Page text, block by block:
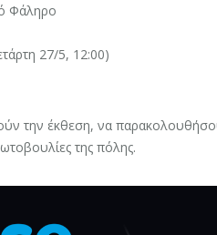
Φάληρο
27/5, 12:00)
την έκθεση, να
της πόλης.